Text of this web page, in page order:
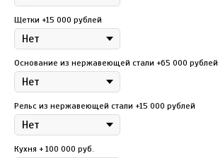
Щетки +15 000 рублей
Основание из нержавеющей стали +65 000 рублей
Рельс из нержавеющей стали +15 000 рублей
Кухня + 100 000 руб.